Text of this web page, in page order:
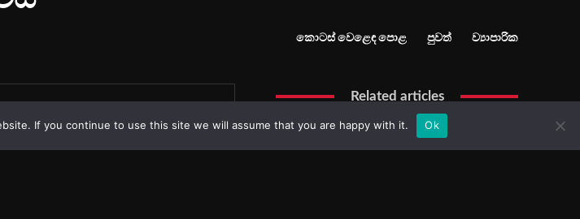
If you continue to use this site we will assume that you are happy with it. Ok